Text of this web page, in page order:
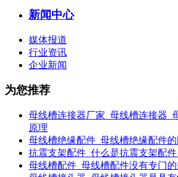
新闻中心
媒体报道
行业资讯
企业新闻
为您推荐
母线槽连接器厂家_母线槽连接器_
原理
母线槽绝缘配件_母线槽绝缘配件
抗震支架配件_什么是抗震支架配件
母线槽配件_母线槽配件没有专门